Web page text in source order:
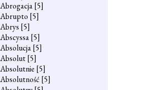
Abrogacja[5]
Abrupto [5]
Abrys [5]
Abscyssa[5]
Absolucja[5]
Absolut[5]
Absolutnie [5]
Absolutność [5]